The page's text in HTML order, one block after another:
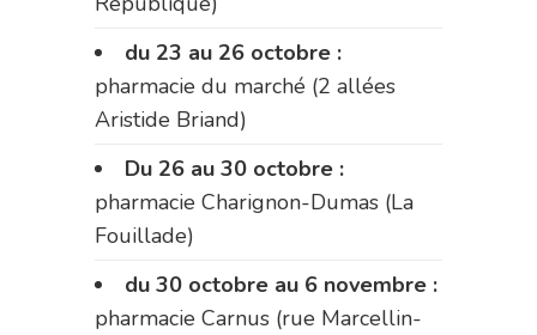
du 23 au 26 octobre :
pharmacie du marché (2 allées
Aristide Briand)
Du 26 au 30 octobre :
pharmacie Charignon-Dumas (La
Fouillade)
du 30 octobre au 6 novembre :
pharmacie Carnus (rue Marcellin-